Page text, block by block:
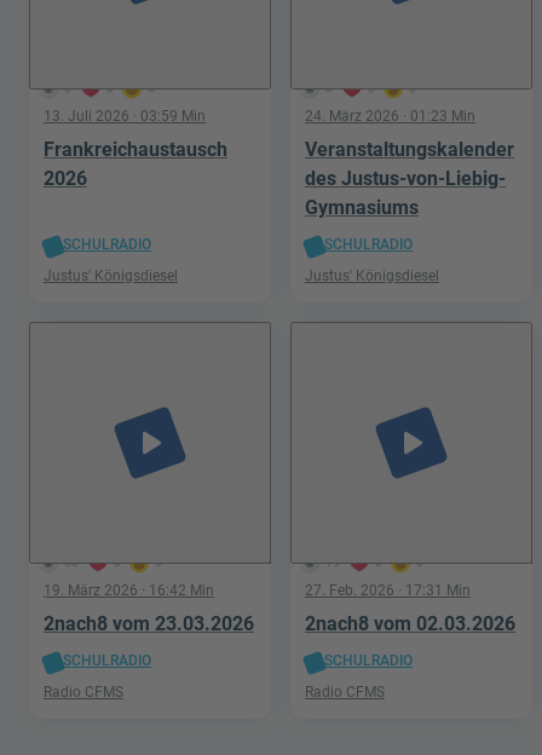
3 0 0
13. Juli 2026 · 03:59 Min
Frankreichaustausch
2026
SCHULRADIO
Justus' Königsdiesel
5 0 0
24. März 2026 · 01:23 Min
Veranstaltungskalender
des Justus-von-Liebig-
Gymnasiums
SCHULRADIO
Justus' Königsdiesel
58 0 0
play_arrow
19. März 2026 · 16:42 Min
2nach8 vom 23.03.2026
SCHULRADIO
Radio CFMS
19 0 0
play_arrow
27. Feb. 2026 · 17:31 Min
2nach8 vom 02.03.2026
SCHULRADIO
Radio CFMS